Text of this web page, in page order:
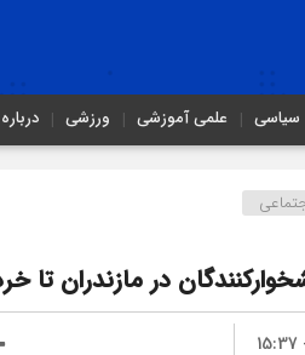
سیاسی علمی آموزشی ورزشی
در مازندران تا